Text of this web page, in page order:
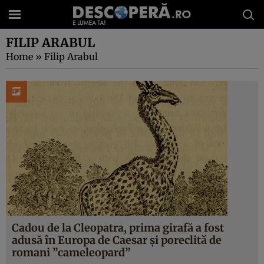
FILIP ARABUL
Home » Filip Arabul
Cadou de la Cleopatra, prima girafă a fost
adusă în Europa de Caesar şi poreclită de
romani ”cameleopard”